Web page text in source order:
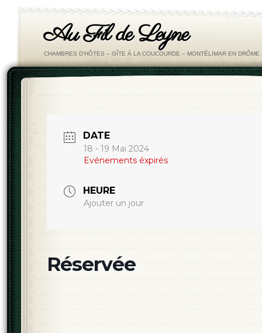
Au Fil de Leyne
CHAMBRES D'HÔTES – GÎTE À LA COUCOURDE – MONTÉLIMAR EN DRÔME
DATE
18 - 19 Mai 2024
Evénements éxpirés
HEURE
Ajouter un jour
Réservée